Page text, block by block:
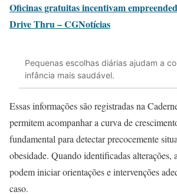
Oficinas gratuitas incentivam
Drive Thru – CGNotícias
Pequenas escolhas diárias ajudam a
infância mais saudável.
Essas informações são registradas na
permitem acompanhar a curva de
fundamental para detectar precocemente
obesidade. Quando identificadas alterações,
podem iniciar orientações e intervenções
caso.